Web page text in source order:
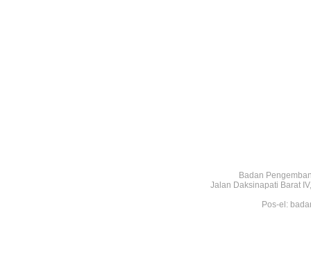
Badan
Jalan Daksinapati Barat
Pos-el: